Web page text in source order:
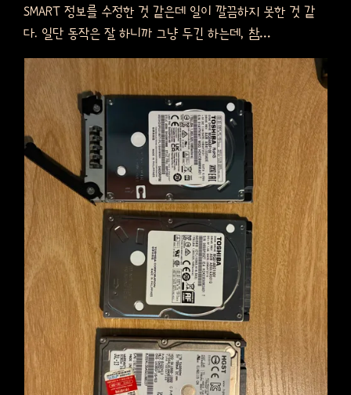
SMART 정보를 수정한 것 같은데 일이 깔끔하지 못한 것 같
다. 일단 동작은 잘 하니까 그냥 두긴 하는데, 참…